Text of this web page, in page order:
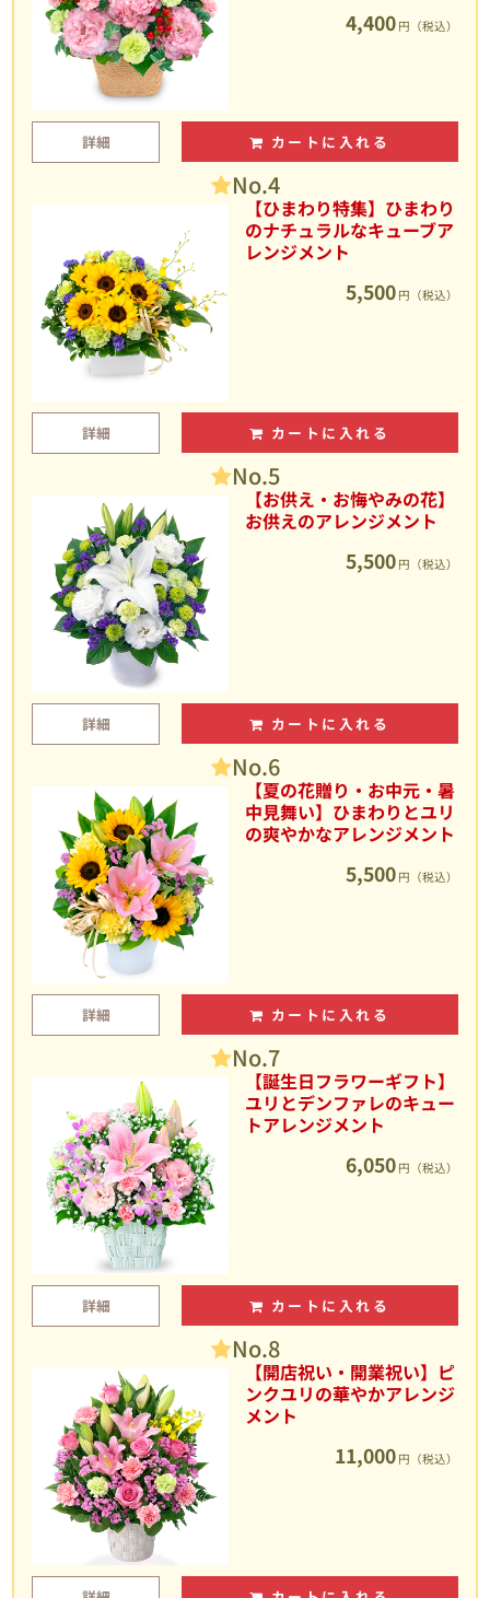
4,400 円（税込）
詳細 カートに入れる
No.4
【ひまわり特集】ひまわり
のナチュラルなキューブア
レンジメント
5,500 円（税込）
詳細 カートに入れる
No.5
【お供え・お悔やみの花】
お供えのアレンジメント
5,500 円（税込）
詳細 カートに入れる
No.6
【夏の花贈り・お中元・暑
中見舞い】ひまわりとユリ
の爽やかなアレンジメント
5,500 円（税込）
詳細 カートに入れる
No.7
【誕生日フラワーギフト】
ユリとデンファレのキュー
トアレンジメント
6,050 円（税込）
詳細 カートに入れる
No.8
【開店祝い・開業祝い】ピ
ンクユリの華やかアレンジ
メント
11,000 円（税込）